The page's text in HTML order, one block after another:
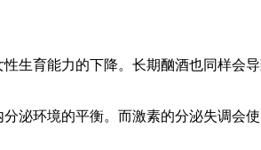
生育能力的下降。长期酗酒也同样会
泌环境的平衡。而激素的分泌失调会